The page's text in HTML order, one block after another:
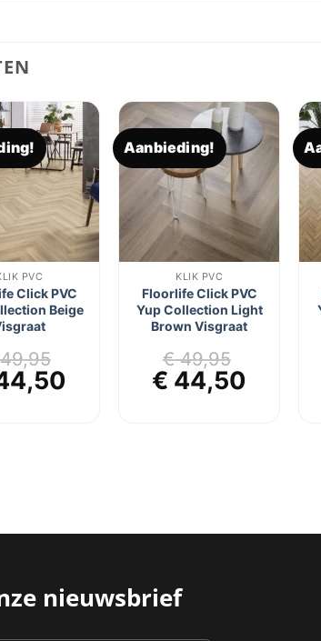
Toevoegen
aan
verlanglijst
PVC
Click PVC
Beige
Huidige
Aanbieding!Toevoegen
aan
verlanglijst
KLIK PVC
Floorlife Click PVC
Yup Collection Light
Brown Visgraat
€49,95
€ 44,50
nieuwsbrief